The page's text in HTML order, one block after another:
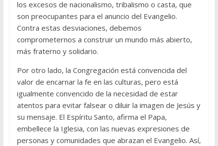
los excesos de nacionalismo, tribalismo o casta, que
son preocupantes para el anuncio del Evangelio.
Contra estas desviaciones, debemos
comprometernos a construir un mundo más abierto,
más fraterno y solidario.
Por otro lado, la Congregación está convencida del
valor de encarnar la fe en las culturas, pero está
igualmente convencido de la necesidad de estar
atentos para evitar falsear o diluir la imagen de Jesús y
su mensaje. El Espíritu Santo, afirma el Papa,
embellece la Iglesia, con las nuevas expresiones de
personas y comunidades que abrazan el Evangelio. Así,